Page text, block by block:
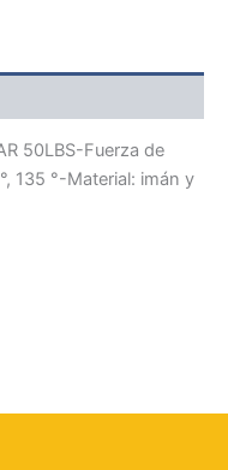
50LBS-Fuerza de
135 °-Material: imán y